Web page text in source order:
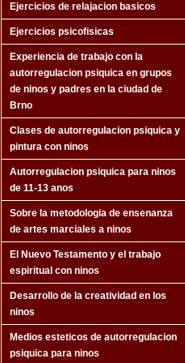
Ejercicios de relajacion basicos
Ejercicios psicofisicas
Experiencia de trabajo con la
autorregulacion psiquica en grupos
de ninos y padres en la ciudad de
Brno
Clases de autorregulacion psiquica y
pintura con ninos
Autorregulacion psiquica para ninos
de 11-13 anos
Sobre la metodologia de ensenanza
de artes marciales a ninos
El Nuevo Testamento y el trabajo
espiritual con ninos
Desarrollo de la creatividad en los
ninos
Medios esteticos de autorregulacion
psiquica para ninos